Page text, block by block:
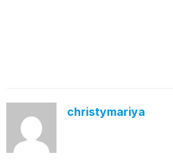
christymariya